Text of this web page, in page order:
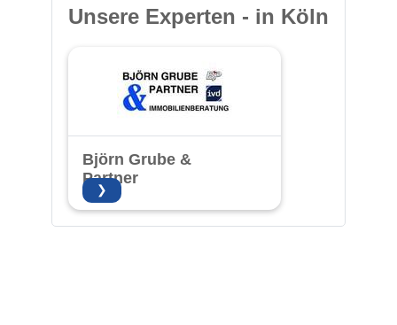
Unsere Experten - in Köln
Björn Grube &
Partner
❯